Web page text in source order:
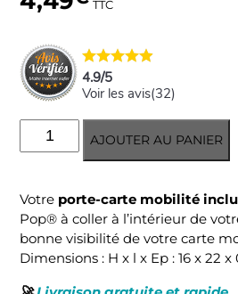
Votre porte-carte mobilité
Pop® à coller à l’intérieur de
bonne visibilité de votre carte
Dimensions : H x l x Ep : 16 x 22 x
4.9/5
Voir les avis(32)
TTC
quantité
de
carte
Mobilité
inclusion
(CMI)
AJOUTER AU PANIER